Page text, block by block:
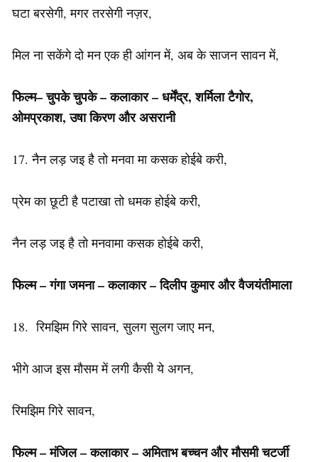
घटा बरसेगी, मगर तरसेगी नज़र,
मिल ना सकेंगे दो मन एक ही आंगन में, अब के साजन सावन में,
फिल्म–चुपकेचुपके – कलाकार–धर्मेंद्र,शर्मिलाटैगोर,
ओमप्रकाश,उषाकिरणऔरअसरानी
17. नैन लड़ जइ है तो मनवा मा कसक होईबे करी,
प्रेम का छूटी है पटाखा तो धमक होईबे करी,
नैन लड़ जइ है तो मनवामा कसक होईबे करी,
फिल्म – गंगा जमना – कलाकार – दिलीप कुमार और वैजयंतीमाला
18. रिमझिम गिरे सावन, सुलग सुलग जाए मन,
भीगे आज इस मौसम में लगी कैसी ये अगन,
रिमझिम गिरे सावन,
फिल्म–मंजिल–कलाकार–अमिताभबच्चनऔरमौसमीचटर्जी